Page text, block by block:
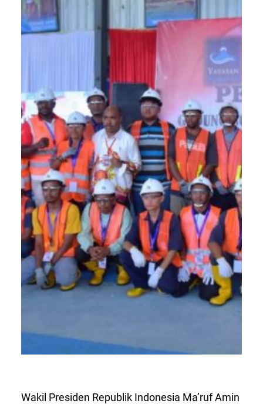
Wakil Presiden Republik Indonesia Ma’ruf Amin